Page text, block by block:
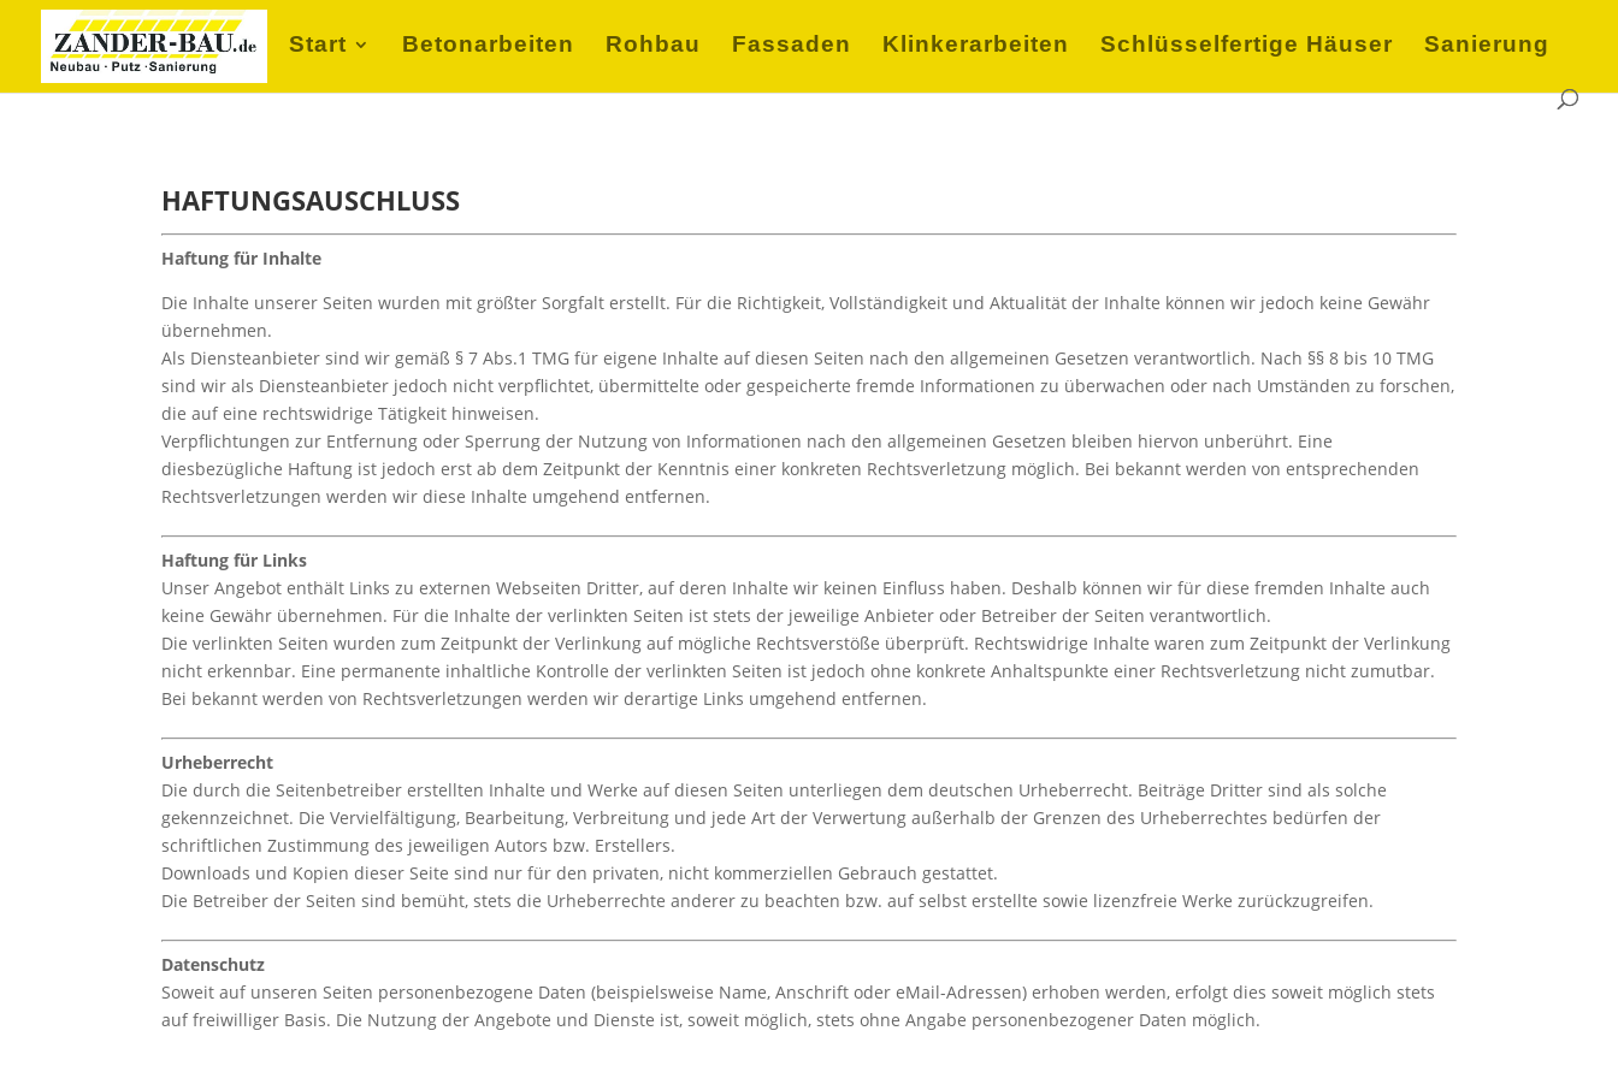
Start Betonarbeiten Rohbau Fassaden Klinkerarbeiten Schlüsselfertige Häuser Sanierung
HAFTUNGSAUSCHLUSS
Haftung für Inhalte
Die Inhalte unserer Seiten wurden mit größter Sorgfalt erstellt. Für die Richtigkeit, Vollständigkeit und Aktualität der Inhalte können wir jedoch keine Gewähr
übernehmen.
Als Diensteanbieter sind wir gemäß § 7 Abs.1 TMG für eigene Inhalte auf diesen Seiten nach den allgemeinen Gesetzen verantwortlich. Nach §§ 8 bis 10 TMG
sind wir als Diensteanbieter jedoch nicht verpflichtet, übermittelte oder gespeicherte fremde Informationen zu überwachen oder nach Umständen zu forschen,
die auf eine rechtswidrige Tätigkeit hinweisen.
Verpflichtungen zur Entfernung oder Sperrung der Nutzung von Informationen nach den allgemeinen Gesetzen bleiben hiervon unberührt. Eine
diesbezügliche Haftung ist jedoch erst ab dem Zeitpunkt der Kenntnis einer konkreten Rechtsverletzung möglich. Bei bekannt werden von entsprechenden
Rechtsverletzungen werden wir diese Inhalte umgehend entfernen.
Haftung für Links
Unser Angebot enthält Links zu externen Webseiten Dritter, auf deren Inhalte wir keinen Einfluss haben. Deshalb können wir für diese fremden Inhalte auch
keine Gewähr übernehmen. Für die Inhalte der verlinkten Seiten ist stets der jeweilige Anbieter oder Betreiber der Seiten verantwortlich.
Die verlinkten Seiten wurden zum Zeitpunkt der Verlinkung auf mögliche Rechtsverstöße überprüft. Rechtswidrige Inhalte waren zum Zeitpunkt der Verlinkung
nicht erkennbar. Eine permanente inhaltliche Kontrolle der verlinkten Seiten ist jedoch ohne konkrete Anhaltspunkte einer Rechtsverletzung nicht zumutbar.
Bei bekannt werden von Rechtsverletzungen werden wir derartige Links umgehend entfernen.
Urheberrecht
Die durch die Seitenbetreiber erstellten Inhalte und Werke auf diesen Seiten unterliegen dem deutschen Urheberrecht. Beiträge Dritter sind als solche
gekennzeichnet. Die Vervielfältigung, Bearbeitung, Verbreitung und jede Art der Verwertung außerhalb der Grenzen des Urheberrechtes bedürfen der
schriftlichen Zustimmung des jeweiligen Autors bzw. Erstellers.
Downloads und Kopien dieser Seite sind nur für den privaten, nicht kommerziellen Gebrauch gestattet.
Die Betreiber der Seiten sind bemüht, stets die Urheberrechte anderer zu beachten bzw. auf selbst erstellte sowie lizenzfreie Werke zurückzugreifen.
Datenschutz
Soweit auf unseren Seiten personenbezogene Daten (beispielsweise Name, Anschrift oder eMail-Adressen) erhoben werden, erfolgt dies soweit möglich stets
auf freiwilliger Basis. Die Nutzung der Angebote und Dienste ist, soweit möglich, stets ohne Angabe personenbezogener Daten möglich.